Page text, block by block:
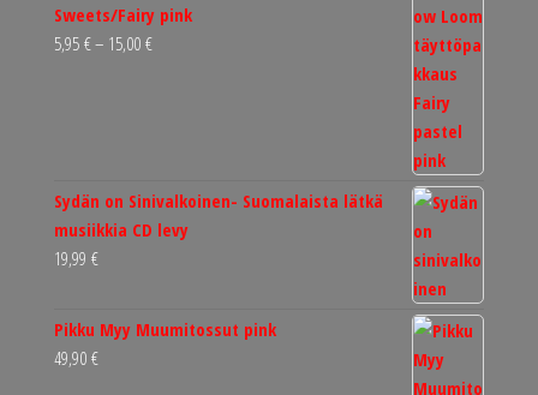
Sweets/Fairy pink
5,95 €– 15,00 €Hintaluokka:
Sydän on Sinivalkoinen- Suomalaista lätkä
musiikkia CD levy
19,99 €
Pikku Myy Muumitossut pink
49,90 €